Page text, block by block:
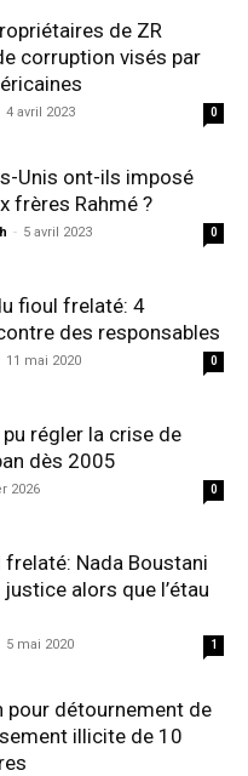
de ZR
corruption visés par
4 avril 2023 0
Unis ont-ils imposé
frères Rahmé ?
- 5 avril 2023 0
fioul frelaté: 4
des responsables
11 mai 2020 0
régler la crise de
dès 2005
2026 0
Nada Boustani
alors que l’étau
5 mai 2020 1
pour détournement de
illicite de 10